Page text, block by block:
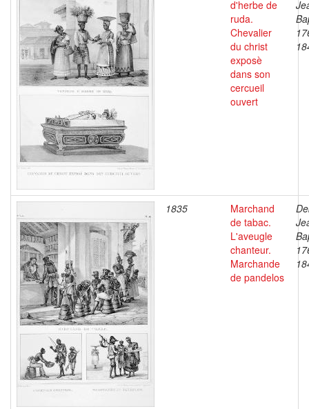
d'herbe de
ruda.
Chevalier
du christ
exposè
dans son
cercueil
ouvert
1835
Marchand
de tabac.
L'aveugle
chanteur.
Marchande
de pandelos